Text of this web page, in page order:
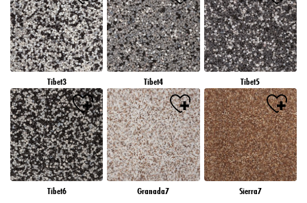
Tibet3 Tibet4 Tibet5
Tibet6 Granada7 Sierra7